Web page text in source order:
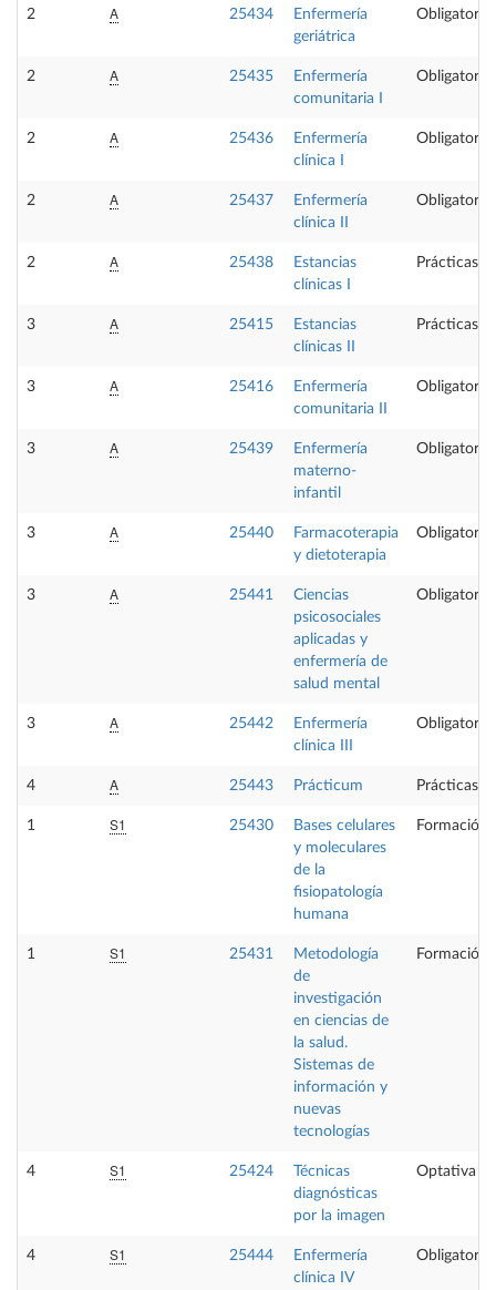
2 A 25434
Enfermería
geriátrica
Obligatoria
2 A 25435
Enfermería
comunitaria I
Obligatoria
2 A 25436
Enfermería
clínica I
Obligatoria
2 A 25437
Enfermería
clínica II
Obligatoria
2 A 25438
Estancias
clínicas I
Prácticas
3 A 25415
Estancias
clínicas II
Prácticas
3 A 25416
Enfermería
comunitaria II
Obligatoria
3 A 25439
Enfermería
materno-
infantil
Obligatoria
3 A 25440
Farmacoterapia
y dietoterapia
Obligatoria
3 A 25441
Ciencias
psicosociales
aplicadas y
enfermería de
salud mental
Obligatoria
3 A 25442
Enfermería
clínica III
Obligatoria
4 A 25443 Prácticum Prácticas
1 S1 25430
Bases celulares
y moleculares
de la
fisiopatología
humana
Formación
1 S1 25431
Metodología
de
investigación
en ciencias de
la salud.
Sistemas de
información y
nuevas
tecnologías
Formación
4 S1 25424
Técnicas
diagnósticas
por la imagen
Optativa
4 S1 25444
Enfermería
clínica IV
Obligatoria